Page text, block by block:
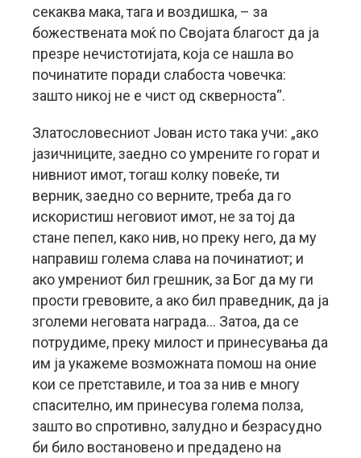
секаква мака, тага и воздишка, – за
божествената моќ по Својата благост да ја
презре нечистотијата, која се нашла во
починатите поради слабоста човечка:
зашто никој не е чист од скверноста“.
Златословесниот Јован исто така учи: „ако
јазичниците, заедно со умрените го горат и
нивниот имот, тогаш колку повеќе, ти
верник, заедно со верните, треба да го
искористиш неговиот имот, не за тој да
стане пепел, како нив, но преку него, да му
направиш голема слава на починатиот; и
ако умрениот бил грешник, за Бог да му ги
прости гревовите, а ако бил праведник, да ја
зголеми неговата награда… Затоа, да се
потрудиме, преку милост и принесувања да
им ја укажеме возможната помош на оние
кои се претставиле, и тоа за нив е многу
спасително, им принесува голема полза,
зашто во спротивно, залудно и безрасудно
би било востановено и предадено на